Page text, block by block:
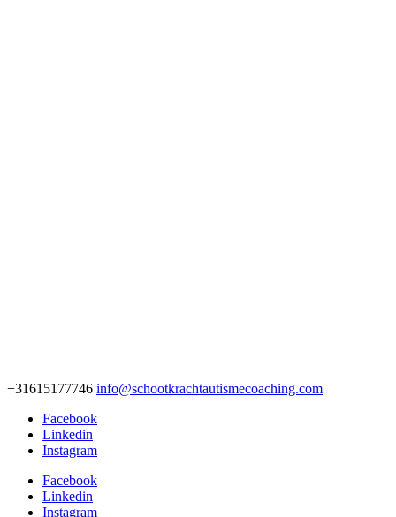
+31615177746 info@schootkrachtautismecoaching.com
Facebook
Linkedin
Instagram
Facebook
Linkedin
Instagram